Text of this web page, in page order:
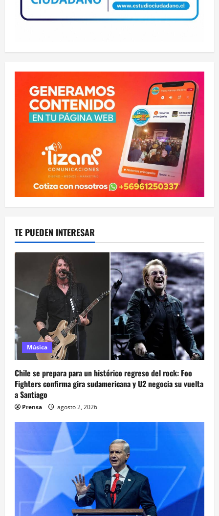
TE PUEDEN INTERESAR
Música
Chile se prepara para un histórico regreso del rock: Foo
Fighters confirma gira sudamericana y U2 negocia su vuelta
a Santiago
Prensa agosto 2, 2026